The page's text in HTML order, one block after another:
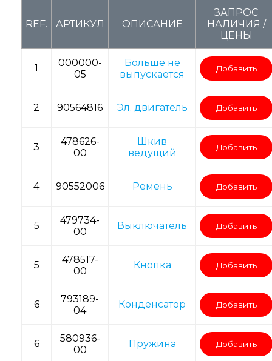
REF. АРТИКУЛ ОПИСАНИЕ
ЗАПРОС
НАЛИЧИЯ /
ЦЕНЫ
1
000000-
05
Больше не
выпускается
Добавить
2 90564816 Эл. двигатель Добавить
3
478626-
00
Шкив
ведущий
Добавить
4 90552006 Ремень Добавить
5
479734-
00
Выключатель Добавить
5
478517-
00
Кнопка Добавить
6
793189-
04
Конденсатор Добавить
6
580936-
00
Пружина Добавить